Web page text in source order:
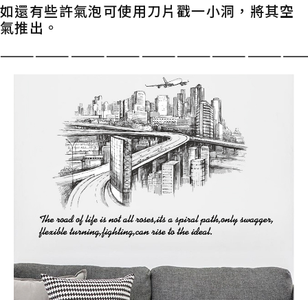
如還有些許氣泡可使用刀片戳一小洞，將其空
氣推出。